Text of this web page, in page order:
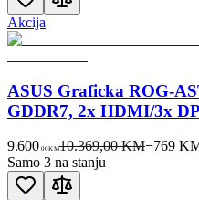
Akcija
ASUS Graficka ROG-
GDDR7, 2x HDMI/3x DP
9.600 00KM10.369,00 KM−769
Samo 3 na stanju